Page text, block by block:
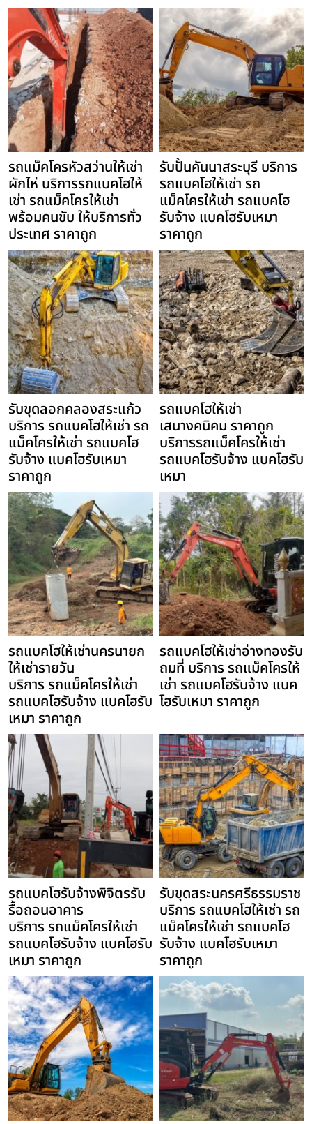
รถแม็คโครหัวสว่านให้เช่า
ผักไห่ บริการรถแบคโฮให้
เช่า รถแม็คโครให้เช่า
พร้อมคนขับ ให้บริการทั่ว
ประเทศ ราคาถูก
รับปั้นคันนาสระบุรี บริการ
รถแบคโฮให้เช่า รถ
แม็คโครให้เช่า รถแบคโฮ
รับจ้าง แบคโฮรับเหมา
ราคาถูก
รับขุดลอกคลองสระแก้ว
บริการ รถแบคโฮให้เช่า รถ
แม็คโครให้เช่า รถแบคโฮ
รับจ้าง แบคโฮรับเหมา
ราคาถูก
รถแบคโฮให้เช่า
เสนางคนิคม ราคาถูก
บริการรถแม็คโครให้เช่า
รถแบคโฮรับจ้าง แบคโฮรับ
เหมา
รถแบคโฮให้เช่านครนายก
ให้เช่ารายวัน
บริการ รถแม็คโครให้เช่า
รถแบคโฮรับจ้าง แบคโฮรับ
เหมา ราคาถูก
รถแบคโฮให้เช่าอ่างทองรับ
ถมที่ บริการ รถแม็คโครให้
เช่า รถแบคโฮรับจ้าง แบค
โฮรับเหมา ราคาถูก
รถแบคโฮรับจ้างพิจิตรรับ
รื้อถอนอาคาร
บริการ รถแม็คโครให้เช่า
รถแบคโฮรับจ้าง แบคโฮรับ
เหมา ราคาถูก
รับขุดสระนครศรีธรรมราช
บริการ รถแบคโฮให้เช่า รถ
แม็คโครให้เช่า รถแบคโฮ
รับจ้าง แบคโฮรับเหมา
ราคาถูก